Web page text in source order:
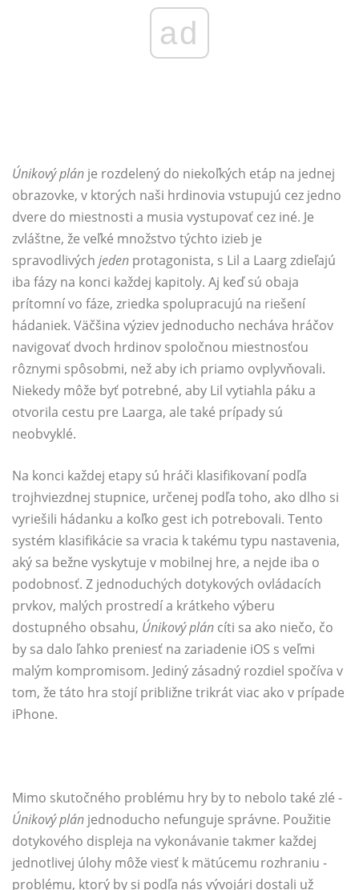
ad
Únikový plán je rozdelený do niekoľkých etáp na jednej
obrazovke, v ktorých naši hrdinovia vstupujú cez jedno
dvere do miestnosti a musia vystupovať cez iné. Je
zvláštne, že veľké množstvo týchto izieb je
spravodlivých jeden protagonista, s Lil a Laarg zdieľajú
iba fázy na konci každej kapitoly. Aj keď sú obaja
prítomní vo fáze, zriedka spolupracujú na riešení
hádaniek. Väčšina výziev jednoducho necháva hráčov
navigovať dvoch hrdinov spoločnou miestnosťou
rôznymi spôsobmi, než aby ich priamo ovplyvňovali.
Niekedy môže byť potrebné, aby Lil vytiahla páku a
otvorila cestu pre Laarga, ale také prípady sú
neobvyklé.
Na konci každej etapy sú hráči klasifikovaní podľa
trojhviezdnej stupnice, určenej podľa toho, ako dlho si
vyriešili hádanku a koľko gest ich potrebovali. Tento
systém klasifikácie sa vracia k takému typu nastavenia,
aký sa bežne vyskytuje v mobilnej hre, a nejde iba o
podobnosť. Z jednoduchých dotykových ovládacích
prvkov, malých prostredí a krátkeho výberu
dostupného obsahu, Únikový plán cíti sa ako niečo, čo
by sa dalo ľahko preniesť na zariadenie iOS s veľmi
malým kompromisom. Jediný zásadný rozdiel spočíva v
tom, že táto hra stojí približne trikrát viac ako v prípade
iPhone.
Mimo skutočného problému hry by to nebolo také zlé -
Únikový plán jednoducho nefunguje správne. Použitie
dotykového displeja na vykonávanie takmer každej
jednotlivej úlohy môže viesť k mätúcemu rozhraniu -
problému, ktorý by si podľa nás vývojári dostali už